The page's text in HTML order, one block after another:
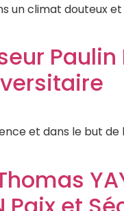
un climat
Paulin
et dans le but